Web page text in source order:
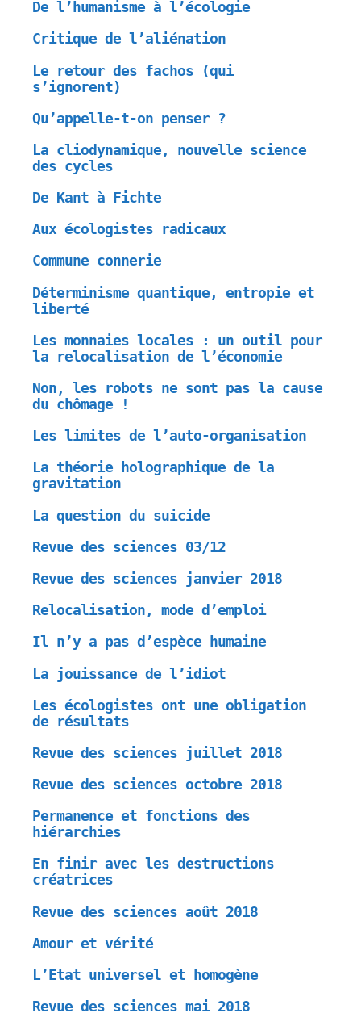
De l’humanisme à l’écologie
Critique de l’aliénation
Le retour des fachos (qui
s’ignorent)
Qu’appelle-t-on penser ?
La cliodynamique, nouvelle science
des cycles
De Kant à Fichte
Aux écologistes radicaux
Commune connerie
Déterminisme quantique, entropie et
liberté
Les monnaies locales : un outil pour
la relocalisation de l’économie
Non, les robots ne sont pas la cause
du chômage !
Les limites de l’auto-organisation
La théorie holographique de la
gravitation
La question du suicide
Revue des sciences 03/12
Revue des sciences janvier 2018
Relocalisation, mode d’emploi
Il n’y a pas d’espèce humaine
La jouissance de l’idiot
Les écologistes ont une obligation
de résultats
Revue des sciences juillet 2018
Revue des sciences octobre 2018
Permanence et fonctions des
hiérarchies
En finir avec les destructions
créatrices
Revue des sciences août 2018
Amour et vérité
L’Etat universel et homogène
Revue des sciences mai 2018